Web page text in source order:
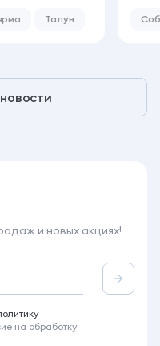
Талун
и новых акциях!
на обработку